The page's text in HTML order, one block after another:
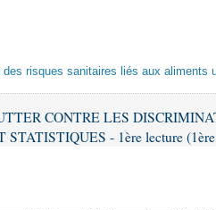
risques sanitaires liés aux aliments
CONTRE LES
- 1ère lecture (1ère